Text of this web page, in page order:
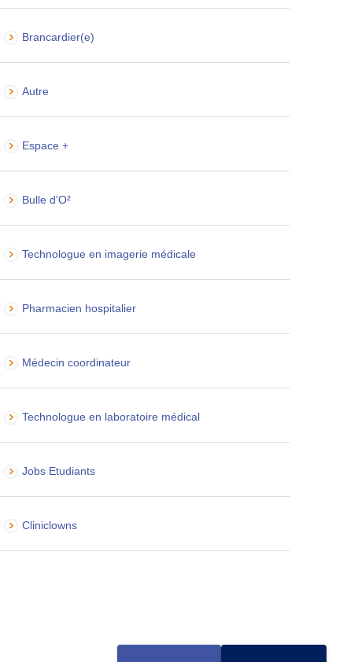
Brancardier(e)
Autre
Espace +
Bulle d'O²
Technologue en imagerie médicale
Pharmacien hospitalier
Médecin coordinateur
Technologue en laboratoire médical
Jobs Etudiants
Cliniclowns